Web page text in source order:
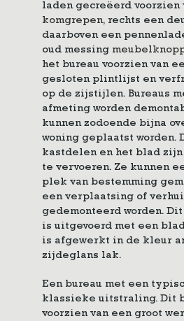
laden gecreëerd voorzien
komgrepen, rechts een
daarboven een
oud messing
het bureau voorzien van
gesloten plintlijst en
op de zijstijlen. Bureaus
afmeting worden
kunnen zodoende bijna
woning geplaatst worden.
kastdelen en het blad
te vervoeren. Ze kunnen
plek van bestemming
een verplaatsing of
gedemonteerd worden.
is uitgevoerd met een
is afgewerkt in de kleur
zijdeglans lak.
Een bureau met een
klassieke uitstraling. Dit
voorzien van een groot